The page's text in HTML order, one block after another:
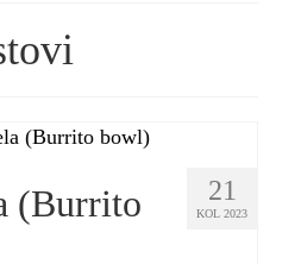
21
KOL 2023
(Burrito